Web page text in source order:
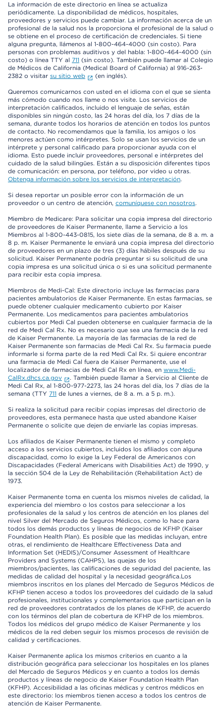
La información de este directorio en línea se actualiza
periódicamente. La disponibilidad de médicos, hospitales,
proveedores y servicios puede cambiar. La información acerca de un
profesional de la salud nos la proporciona el profesional de la salud o
se obtiene en el proceso de certificación de credenciales. Si tiene
alguna pregunta, llámenos al 1-800-464-4000 (sin costo). Para
personas con problemas auditivos y del habla: 1-800-464-4000 (sin
costo) o línea TTY al 711 (sin costo). También puede llamar al Colegio
de Médicos de California (Medical Board of California) al 916-263-
2382 o visitar su sitio web (en inglés).
Queremos comunicarnos con usted en el idioma con el que se sienta
más cómodo cuando nos llame o nos visite. Los servicios de
interpretación calificados, incluido el lenguaje de señas, están
disponibles sin ningún costo, las 24 horas del día, los 7 días de la
semana, durante todos los horarios de atención en todos los puntos
de contacto. No recomendamos que la familia, los amigos o los
menores actúen como intérpretes. Solo se usan los servicios de un
intérprete y personal calificado para proporcionar ayuda con el
idioma. Esto puede incluir proveedores, personal e intérpretes del
cuidado de la salud bilingües. Están a su disposición diferentes tipos
de comunicación: en persona, por teléfono, por video u otras.
Obtenga información sobre los servicios de interpretación.
Si desea reportar un posible error con la información de un
proveedor o un centro de atención, comuníquese con nosotros.
Miembro de Medicare: Para solicitar una copia impresa del directorio
de proveedores de Kaiser Permanente, llame a Servicio a los
Miembros al 1-800-443-0815, los siete días de la semana, de 8 a. m. a
8 p. m. Kaiser Permanente le enviará una copia impresa del directorio
de proveedores en un plazo de tres (3) días hábiles después de su
solicitud. Kaiser Permanente podría preguntar si su solicitud de una
copia impresa es una solicitud única o si es una solicitud permanente
para recibir esta copia impresa.
Miembros de Medi-Cal: Este directorio incluye las farmacias para
pacientes ambulatorios de Kaiser Permanente. En estas farmacias, se
puede obtener cualquier medicamento cubierto por Kaiser
Permanente. Los medicamentos para pacientes ambulatorios
cubiertos por Medi Cal pueden obtenerse en cualquier farmacia de la
red de Medi Cal Rx. No es necesario que sea una farmacia de la red
de Kaiser Permanente. La mayoría de las farmacias de la red de
Kaiser Permanente son farmacias de Medi Cal Rx. Su farmacia puede
informarle si forma parte de la red Medi Cal Rx. Si quiere encontrar
una farmacia de Medi Cal fuera de Kaiser Permanente, use el
localizador de farmacias de Medi Cal Rx en línea, en www.Medi-
CalRx.dhcs.ca.gov
. También puede llamar a Servicio al Cliente de
Medi Cal Rx, al 1-800-977-2273, las 24 horas del día, los 7 días de la
semana (TTY 711 de lunes a viernes, de 8 a. m. a 5 p. m.).
Si realiza la solicitud para recibir copias impresas del directorio de
proveedores, esta permanece hasta que usted abandone Kaiser
Permanente o solicite que dejen de enviarle las copias impresas.
Los afiliados de Kaiser Permanente tienen el mismo y completo
acceso a los servicios cubiertos, incluidos los afiliados con alguna
discapacidad, como lo exige la Ley Federal de Americanos con
Discapacidades (Federal Americans with Disabilities Act) de 1990, y
la sección 504 de la Ley de Rehabilitación (Rehabilitation Act) de
1973.
Kaiser Permanente toma en cuenta los mismos niveles de calidad, la
experiencia del miembro o los costos para seleccionar a los
profesionales de la salud y los centros de atención en los planes del
nivel Silver del Mercado de Seguros Médicos, como lo hace para
todos los demás productos y líneas de negocios de KFHP (Kaiser
Foundation Health Plan). Es posible que las medidas incluyan, entre
otras, el rendimiento de Healthcare Effectiveness Data and
Information Set (HEDIS)/Consumer Assessment of Healthcare
Providers and Systems (CAHPS), las quejas de los
miembros/pacientes, las calificaciones de seguridad del paciente, las
medidas de calidad del hospital y la necesidad geográfica.Los
miembros inscritos en los planes del Mercado de Seguros Médicos de
KFHP tienen acceso a todos los proveedores del cuidado de la salud
profesionales, institucionales y complementarios que participan en la
red de proveedores contratados de los planes de KFHP, de acuerdo
con los términos del plan de cobertura de KFHP de los miembros.
Todos los médicos del grupo médico de Kaiser Permanente y los
médicos de la red deben seguir los mismos procesos de revisión de
calidad y certificaciones.
Kaiser Permanente aplica los mismos criterios en cuanto a la
distribución geográfica para seleccionar los hospitales en los planes
del Mercado de Seguros Médicos y en cuanto a todos los demás
productos y líneas de negocio de Kaiser Foundation Health Plan
(KFHP). Accesibilidad a las oficinas médicas y centros médicos en
este directorio: los miembros tienen acceso a todos los centros de
atención de Kaiser Permanente.